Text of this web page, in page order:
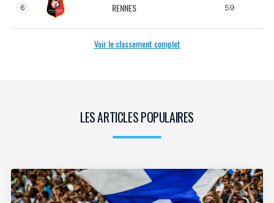
6 RENNES 59
Voir le classement complet
LES ARTICLES POPULAIRES